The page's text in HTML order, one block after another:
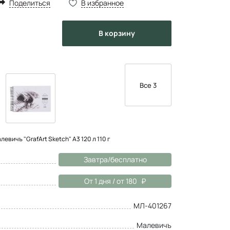
Поделиться В избранное
в корзину
Все 3
"GrafArt Sketch" А3 120 л 110 г
Завтра/бесплатно
От 1 дня / от 180
МЛ-401267
Малевичъ